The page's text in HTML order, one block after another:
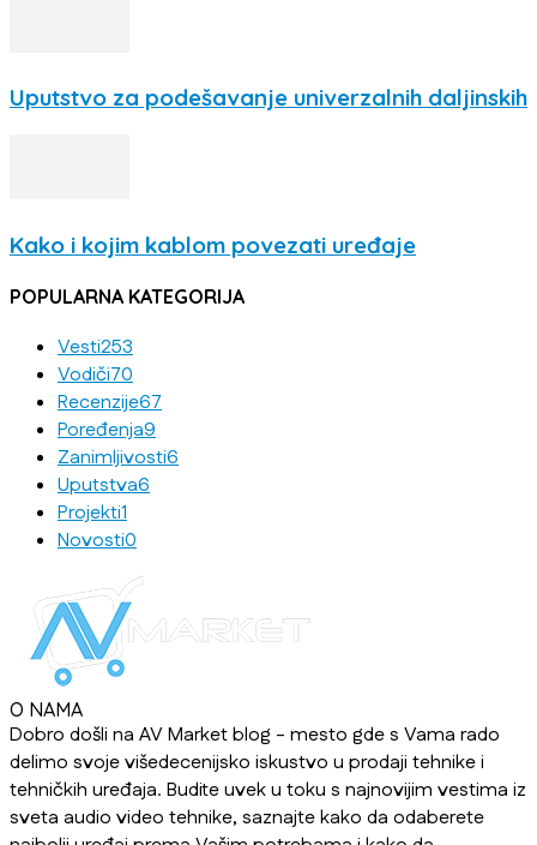
Uputstvo za podešavanje univerzalnih daljinskih
Kako i kojim kablom povezati uređaje
POPULARNA KATEGORIJA
Vesti253
Vodiči70
Recenzije67
Poređenja9
Zanimljivosti6
Uputstva6
Projekti1
Novosti0
O NAMA
Dobro došli na AV Market blog - mesto gde s Vama rado
delimo svoje višedecenijsko iskustvo u prodaji tehnike i
tehničkih uređaja. Budite uvek u toku s najnovijim vestima iz
sveta audio video tehnike, saznajte kako da odaberete